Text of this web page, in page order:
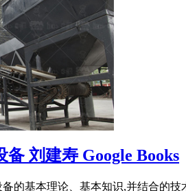
刘建寿 Google Books
的基本理论、基本知识,并结合的